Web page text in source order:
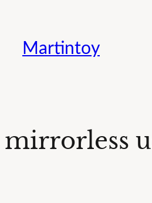
contenido
Martintoy
mirrorless